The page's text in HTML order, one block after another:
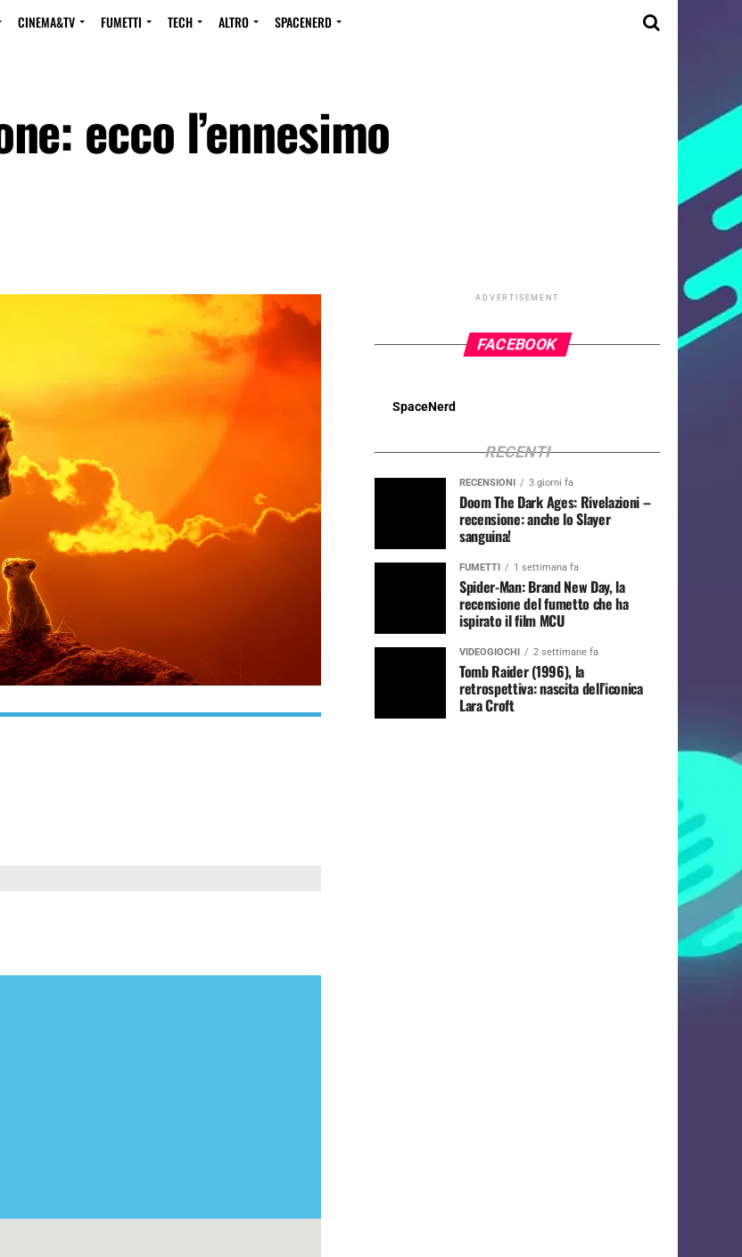
CINEMA&TV FUMETTI TECH ALTRO SPACENERD
ecco l’ennesimo
ADVERTISEMENT
FACEBOOK
SpaceNerd
RECENTI
RECENSIONI 3 giorni fa
Doom The Dark Ages: Rivelazioni –
recensione: anche lo Slayer
sanguina!
FUMETTI 1 settimana fa
Spider-Man: Brand New Day, la
recensione del fumetto che ha
ispirato il film MCU
VIDEOGIOCHI 2 settimane fa
Tomb Raider (1996), la
retrospettiva: nascita dell’iconica
Lara Croft